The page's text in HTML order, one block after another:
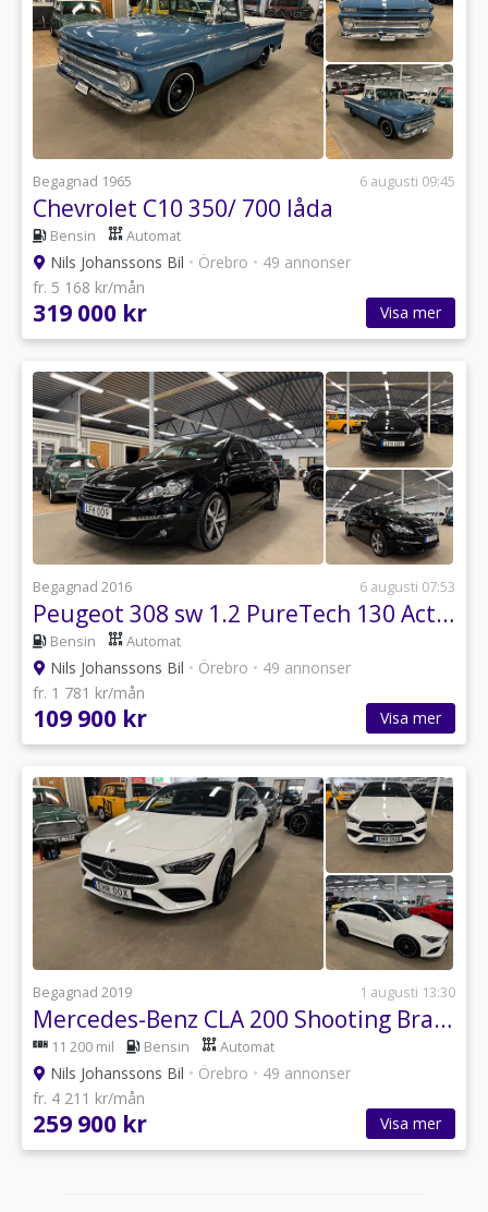
Begagnad 1965 6 augusti 09:45
Chevrolet C10 350/ 700 låda
Bensin Automat
Nils Johanssons Bil • Örebro • 49 annonser
fr. 5 168 kr/mån
319 000 kr Visa mer
Begagnad 2016 6 augusti 07:53
Peugeot 308 sw 1.2 PureTech 130 Active Euro 6
Bensin Automat
Nils Johanssons Bil • Örebro • 49 annonser
fr. 1 781 kr/mån
109 900 kr Visa mer
Begagnad 2019 1 augusti 13:30
Mercedes-Benz CLA 200 Shooting Brake 7G-DCT AMG Line Euro 6
11 200 mil Bensin Automat
Nils Johanssons Bil • Örebro • 49 annonser
fr. 4 211 kr/mån
259 900 kr Visa mer